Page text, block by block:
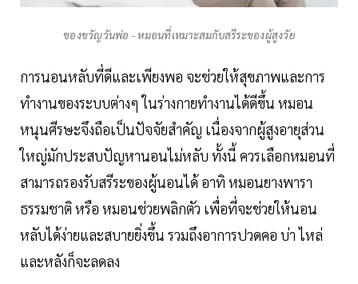
ของขวัญวันพ่อ - หมอนที่เหมาะสมกับสรีระของผู้สูงวัย
การนอนหลับที่ดีและเพียงพอ จะช่วยให้สุขภาพและการ
ทำงานของระบบต่างๆ ในร่างกายทำงานได้ดีขึ้น หมอน
หนุนศีรษะจึงถือเป็นปัจจัยสำคัญ เนื่องจากผู้สูงอายุส่วน
ใหญ่มักประสบปัญหานอนไม่หลับ ทั้งนี้ ควรเลือกหมอนที่
สามารถรองรับสรีระของผู้นอนได้ อาทิ หมอนยางพารา
ธรรมชาติ หรือ หมอนช่วยพลิกตัว เพื่อที่จะช่วยให้นอน
หลับได้ง่ายและสบายยิ่งขึ้น รวมถึงอาการปวดคอ บ่า ไหล่
และหลังก็จะลดลง